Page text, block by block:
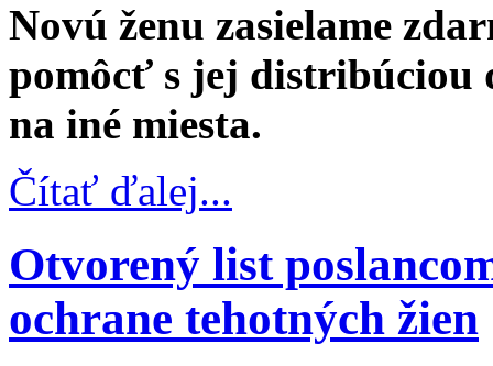
Novú ženu zasielame
pomôcť s jej distribúciou
na iné miesta.
Čítať ďalej...
Otvorený list
ochrane tehotných žien